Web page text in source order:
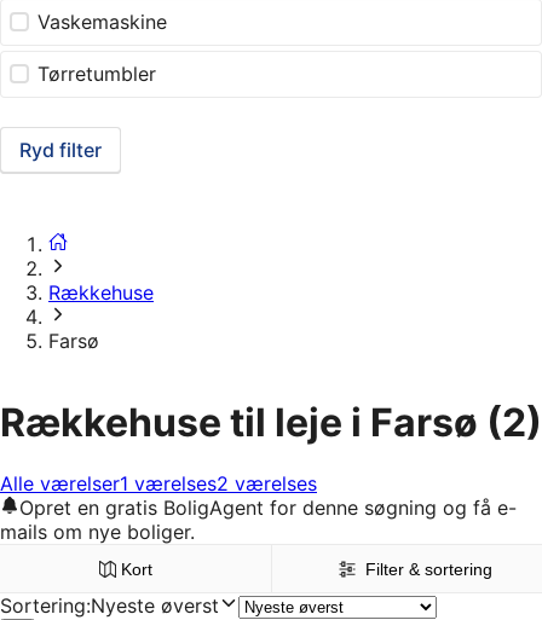
Vaskemaskine
Tørretumbler
Ryd filter
Rækkehuse
Farsø
Rækkehuse til leje i Farsø (2)
Alle værelser1 værelses2 værelses
Opret en gratis BoligAgent for denne søgning og få e-
mails om nye boliger.
Kort Filter & sortering
Sortering:Nyeste øverst